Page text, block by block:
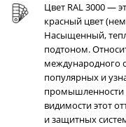
Цвет RAL 3000 —
красный цвет
Насыщенный,
подтоном.
международного
популярных и
промышленности
видимости этот
и защитных